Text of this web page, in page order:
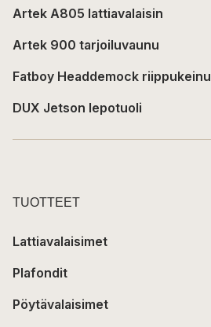
Artek A805 lattiavalaisin
Artek 900 tarjoiluvaunu
Fatboy Headdemock riippukeinu
DUX Jetson lepotuoli
TUOTTEET
Lattiavalaisimet
Plafondit
Pöytävalaisimet